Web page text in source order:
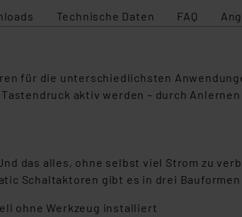
Technische Daten FAQ
für die unterschiedlichsten
aktiv werden – durch
das alles, ohne selbst viel Strom zu
Schaltaktoren gibt es in drei
ohne Werkzeug installiert